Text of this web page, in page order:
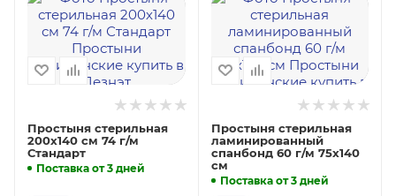
Простыня стерильная
200х140 см 74 г/м
Стандарт
Поставка от 3 дней
Простыня стерильная
ламинированный
спанбонд 60 г/м 75х140
см
Поставка от 3 дней